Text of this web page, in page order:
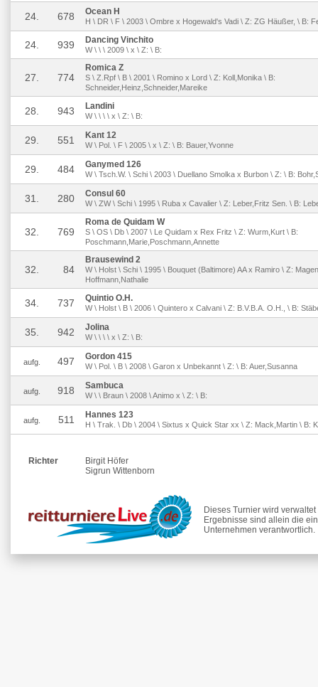
24. 678 Ocean H
H \ DR \ F \ 2003 \ Ombre x Hogewald's Vadi \ Z: ZG Häußer, \ B:
24. 939 Dancing Vinchito
W \ \ \ 2009 \ x \ Z: \ B:
27. 774
Romica Z
S \ Z.Rpf \ B \ 2001 \ Romino x Lord \ Z: Koll,Monika \ B:
Schneider,Heinz,Schneider,Mareike
28. 943 Landini
W \ \ \ \ x \ Z: \ B:
29. 551 Kant 12
W \ Pol. \ F \ 2005 \ x \ Z: \ B: Bauer,Yvonne
29. 484 Ganymed 126
W \ Tsch.W. \ Schi \ 2003 \ Duellano Smolka x Burbon \ Z: \ B:
31. 280 Consul 60
W \ ZW \ Schi \ 1995 \ Ruba x Cavalier \ Z: Leber,Fritz Sen. \ B:
32. 769
Roma de Quidam W
S \ OS \ Db \ 2007 \ Le Quidam x Rex Fritz \ Z: Wurm,Kurt \ B:
Poschmann,Marie,Poschmann,Annette
32. 84
Brausewind 2
W \ Holst \ Schi \ 1995 \ Bouquet (Baltimore) AA x Ramiro \ Z:
Hoffmann,Nathalie
34. 737 Quintio O.H.
W \ Holst \ B \ 2006 \ Quintero x Calvani \ Z: B.V.B.A. O.H., \ B:
35. 942 Jolina
W \ \ \ \ x \ Z: \ B:
aufg. 497 Gordon 415
W \ Pol. \ B \ 2008 \ Garon x Unbekannt \ Z: \ B: Auer,Susanna
aufg. 918 Sambuca
W \ \ Braun \ 2008 \ Animo x \ Z: \ B:
aufg. 511 Hannes 123
H \ Trak. \ Db \ 2004 \ Sixtus x Quick Star xx \ Z: Mack,Martin \ B:
Richter
Birgit Höfer
Sigrun Wittenborn
Dieses Turnier wird
Ergebnisse sind allein die
Unternehmen verantwortlich.